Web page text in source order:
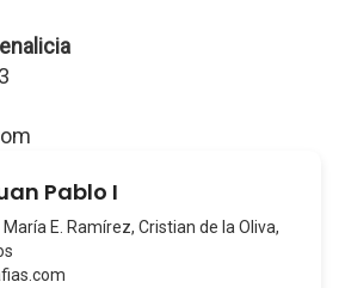
Pablo I
E. Ramírez, Cristian de la Oliva,